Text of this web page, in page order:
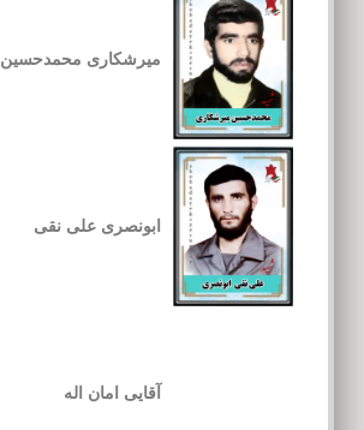
میرشکاری محمدحسین
ابونصری علی نقی
آقایی امان اله